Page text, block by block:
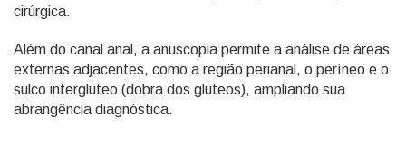
cirúrgica.
Além do canal anal, a anuscopia permite a análise de áreas
externas adjacentes, como a região perianal, o períneo e o
sulco interglúteo (dobra dos glúteos), ampliando sua
abrangência diagnóstica.